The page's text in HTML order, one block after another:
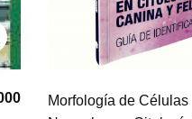
$ 0 El Collie